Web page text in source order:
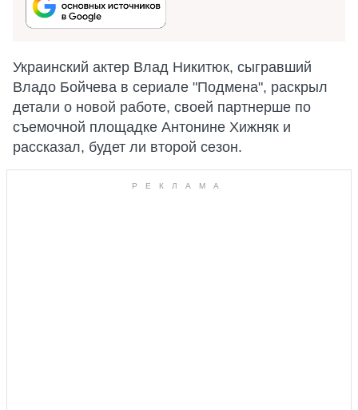
Украинский актер Влад Никитюк, сыгравший
Владо Бойчева в сериале "Подмена", раскрыл
детали о новой работе, своей партнерше по
съемочной площадке Антонине Хижняк и
рассказал, будет ли второй сезон.